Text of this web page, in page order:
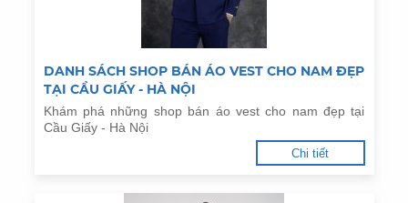
DANH SÁCH SHOP BÁN ÁO VEST CHO NAM ĐẸP
TẠI CẦU GIẤY - HÀ NỘI
Khám phá những shop bán áo vest cho nam đẹp tại
Cầu Giấy - Hà Nội
Chi tiết